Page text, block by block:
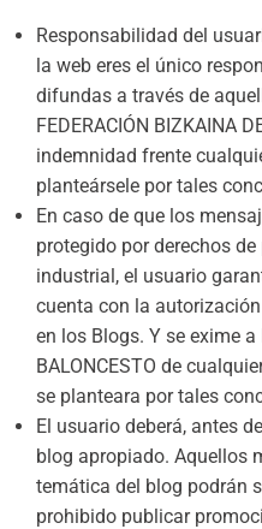
Responsabilidad del
la web eres el único
difundas a través de
FEDERACIÓN BIZKAINA
indemnidad frente
planteársele por tales
En caso de que los
protegido por derechos
industrial, el usuario
cuenta con la
en los Blogs. Y se exime a
BALONCESTO de
se planteara por tales
El usuario deberá, antes
blog apropiado. Aquellos
temática del blog podrán
prohibido publicar